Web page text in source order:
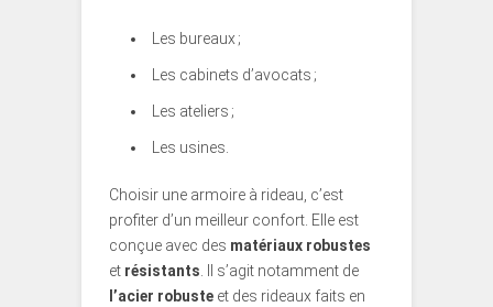
Les bureaux ;
Les cabinets d’avocats ;
Les ateliers ;
Les usines.
Choisir une armoire à rideau, c’est
profiter d’un meilleur confort. Elle est
conçue avec des matériaux robustes
et résistants . Il s’agit notamment de
l’acier robuste et des rideaux faits en